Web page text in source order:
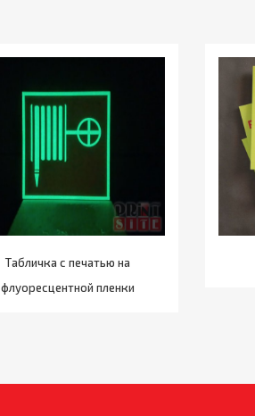
Табличка с печатью на
флуоресцентной пленки